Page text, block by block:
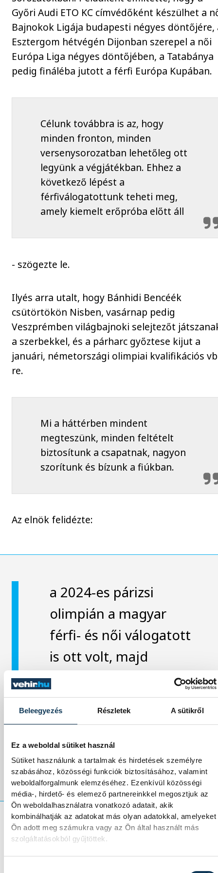
Beleegyezés Részletek A sütikről
Ez a weboldal sütiket használ
Sütiket használunk a tartalmak és hirdetések személyre
szabásához, közösségi funkciók biztosításához, valamint
weboldalforgalmunk elemzéséhez. Ezenkívül közösségi
média-, hirdető- és elemező partnereinkkel megosztjuk az
Ön weboldalhasználatra vonatkozó adatait, akik
kombinálhatják az adatokat más olyan adatokkal, amelyeket
Ön adott meg számukra vagy az Ön által használt más
szolgáltatásokból gyűjtöttek.
Győri Audi ETO KC címvédőként készülhet a
Bajnokok Ligája budapesti négyes döntőjére,
Esztergom hétvégén Dijonban szerepel a női
Európa Liga négyes döntőjében, a Tatabánya
pedig fináléba jutott a férfi Európa Kupában.
Célunk továbbra is az, hogy
minden fronton, minden
versenysorozatban lehetőleg ott
legyünk a végjátékban. Ehhez a
következő lépést a
férfiválogatottunk teheti meg,
amely kiemelt erőpróba előtt áll
- szögezte le.
Ilyés arra utalt, hogy Bánhidi Bencéék
csütörtökön Nisben, vasárnap pedig
Veszprémben világbajnoki selejtezőt
a szerbekkel, és a párharc győztese kijut a
januári, németországi olimpiai kvalifikációs
re.
Mi a háttérben mindent
megteszünk, minden feltételt
biztosítunk a csapatnak, nagyon
szorítunk és bízunk a fiúkban.
Az elnök felidézte:
a 2024-es párizsi
olimpián a magyar
férfi- és női válogatott
is ott volt, majd
hangsúlyozta, hogy ez a
cél a 2028-as Los
Angeles-i ötkarikás
játékokra vonatkozóan
is.
A legfontosabb sportdiplomáciai